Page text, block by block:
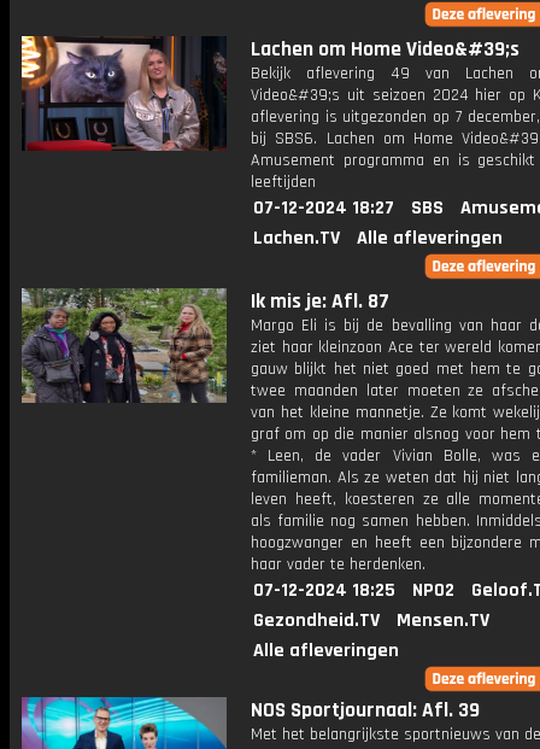
Lachen om Home Video&#39;s
Bekijk aflevering 49 van Lachen
Video&#39;s uit seizoen 2024 hier op
aflevering is uitgezonden op 7
bij SBS6. Lachen om Home
Amusement programma en is
leeftijden
07-12-2024 18:27 SBS
Lachen.TV
Alle afleveringen
Ik mis je: Afl. 87
Margo Eli is bij de bevalling van haar
ziet haar kleinzoon Ace ter wereld
gauw blijkt het niet goed met hem te
twee maanden later moeten ze
van het kleine mannetje. Ze komt
graf om op die manier alsnog voor hem
* Leen, de vader Vivian Bolle, was
familieman. Als ze weten dat hij niet
leven heeft, koesteren ze alle
als familie nog samen hebben.
hoogzwanger en heeft een bijzondere
haar vader te herdenken.
07-12-2024 18:25 NPO2
Gezondheid.TV
Mensen.TV
Alle afleveringen
NOS Sportjournaal: Afl. 39
Met het belangrijkste sportnieuws van